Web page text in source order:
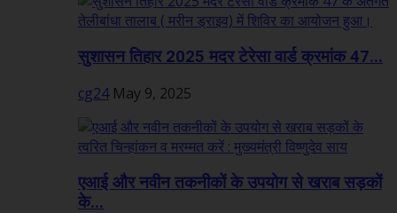
सुशासन तिहार 2025 मदर टेरेसा वार्ड क्रमांक 47...
cg24 May 9, 2025
एआई और नवीन तकनीकों के उपयोग से खराब सड़कों
के...